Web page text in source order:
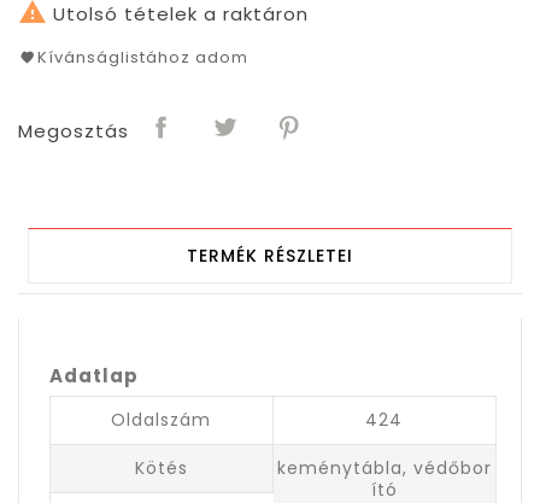
 Utolsó tételek a raktáron
Kívánságlistához adom
Megosztás
TERMÉK RÉSZLETEI
Adatlap
Oldalszám
424
Kötés
keménytábla, védőbor
ító